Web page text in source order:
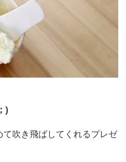
)
吹き飛ばしてくれるプレゼ